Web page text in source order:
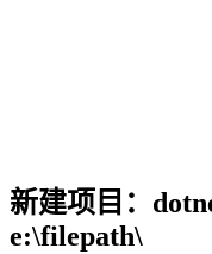
新建项目：
e:\filepath\